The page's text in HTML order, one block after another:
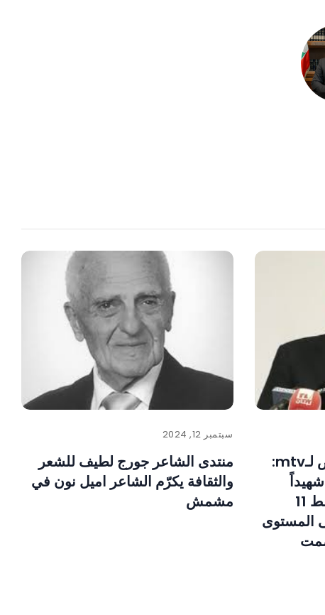
وزير الصحة فراس الأبيض لـmtv:
أصبح عدد الشهداء 2011 شهيداً
و9500 جريحاً واليوم سقط 11
المستوى
سبتمبر 12, 2024
منتدى الشاعر جورج لطيف للشعر
والثقافة يكرّم الشاعر اميل نون في
مشمش